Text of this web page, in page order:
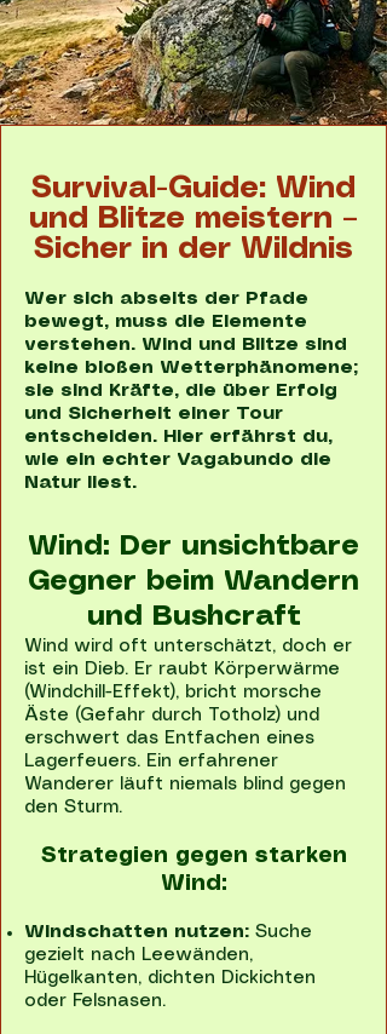
Survival-Guide: Wind
und Blitze meistern –
Sicher in der Wildnis
Wer sich abseits der Pfade
bewegt, muss die Elemente
verstehen. Wind und Blitze sind
keine bloßen Wetterphänomene;
sie sind Kräfte, die über Erfolg
und Sicherheit einer Tour
entscheiden. Hier erfährst du,
wie ein echter Vagabundo die
Natur liest.
Wind: Der unsichtbare
Gegner beim Wandern
und Bushcraft
Wind wird oft unterschätzt, doch er
ist ein Dieb. Er raubt Körperwärme
(Windchill-Effekt), bricht morsche
Äste (Gefahr durch Totholz) und
erschwert das Entfachen eines
Lagerfeuers. Ein erfahrener
Wanderer läuft niemals blind gegen
den Sturm.
Strategien gegen starken
Wind:
Windschatten nutzen: Suche
gezielt nach Leewänden,
Hügelkanten, dichten Dickichten
oder Felsnasen.